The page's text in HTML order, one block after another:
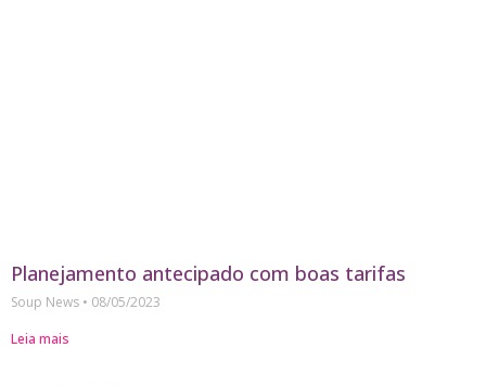
Planejamento antecipado com boas tarifas
Soup News
08/05/2023
Leia mais